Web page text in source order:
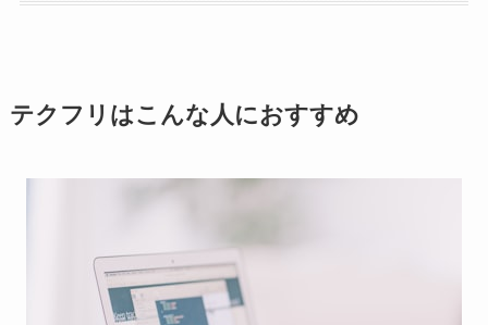
テクフリはこんな人におすすめ